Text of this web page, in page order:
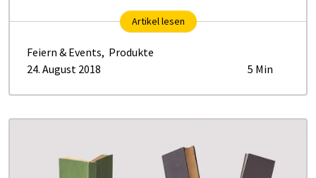
Artikel lesen
Feiern & Events, Produkte
24. August 2018
5 Min